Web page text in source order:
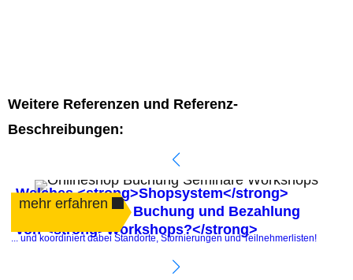
Weitere Referenzen und Referenz-
Beschreibungen:
Welches <strong>Shopsystem</strong>
automatisiert die Buchung und Bezahlung
von <strong>Workshops?</strong>
mehr erfahren
... und koordiniert dabei Standorte, Stornierungen und Teilnehmerlisten!